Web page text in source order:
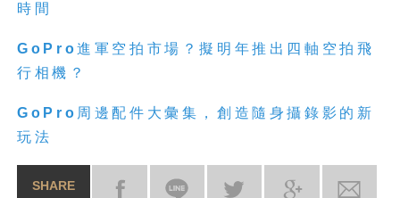
時間
GoPro進軍空拍市場？擬明年推出四軸空拍飛
行相機？
GoPro 周邊配件大彙集，創造隨身攝錄影的新
玩法
SHARE